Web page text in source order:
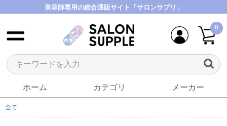
美容師専用の総合通販サイト「サロンサプリ」
0
ホーム カテゴリ メーカー
全て